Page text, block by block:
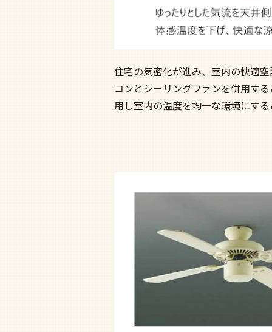
住宅の気密化が進み、室内の快適
コンとシーリングファンを併用す
用し室内の温度を均一な環境にす